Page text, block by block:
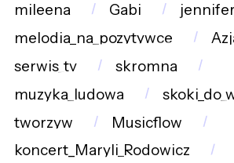
mileena
Gabi
melodia_na_pozytywce
serwis_tv
skromna
muzyka_ludowa
tworzyw
Musicflow
koncert_Maryli_Rodowicz